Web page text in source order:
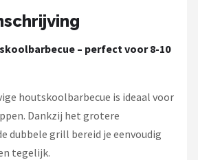
– perfect voor 8-10
houtskoolbarbecue is ideaal voor
Dankzij het grotere
dubbele grill bereid je eenvoudig
tegelijk.